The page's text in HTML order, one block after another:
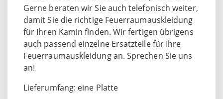
Gerne beraten wir Sie auch telefonisch weiter,
damit Sie die richtige Feuerraumauskleidung
für Ihren Kamin finden. Wir fertigen übrigens
auch passend einzelne Ersatzteile für Ihre
Feuerraumauskleidung an. Sprechen Sie uns
an!
Lieferumfang: eine Platte